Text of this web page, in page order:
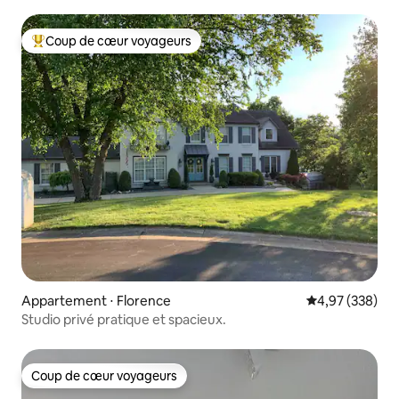
Coups de cœur voyageurs les plus appréciés
Coup de cœur voyageurs
Appartement ⋅ Florence Évaluation
4,97 (338)
Studio privé pratique et spacieux.
Coup de cœur voyageurs
Coup de cœur voyageurs